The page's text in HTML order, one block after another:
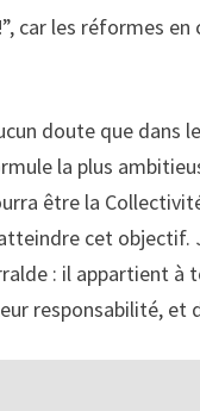
car les réformes
doute que
la plus
être la
cet objectif.
: il appartient à
responsabilité, et